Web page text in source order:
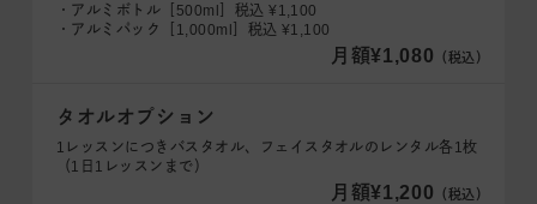
・アルミボトル［500ml］税込 ¥1,100
・アルミパック［1,000ml］税込 ¥1,100
月額¥1,080 （税込）
タオルオプション
1レッスンにつきバスタオル、フェイスタオルのレンタル各1枚
（1日1レッスンまで）
月額¥1,200 （税込）